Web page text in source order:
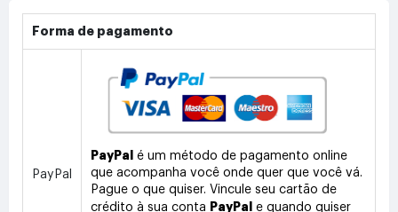
Forma de pagamento
PayPal
PayPal
é um método de pagamento online
que acompanha você onde quer que você vá.
Pague o que quiser. Vincule seu cartão de
crédito à sua conta PayPal
e quando quiser